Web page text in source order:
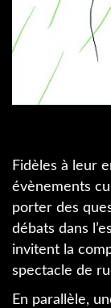
Fidèles à leur
évènements
porter des
débats dans
invitent la
spectacle de
En parallèle,